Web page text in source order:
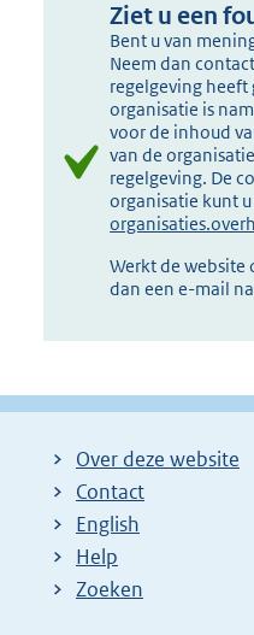
Ziet u een
Bent u van
Neem dan
regelgeving heeft
organisatie is
voor de inhoud
van de
regelgeving. De
organisatie kunt
Werkt de website
dan een e-mail
Over deze website
Contact
English
Help
Zoeken